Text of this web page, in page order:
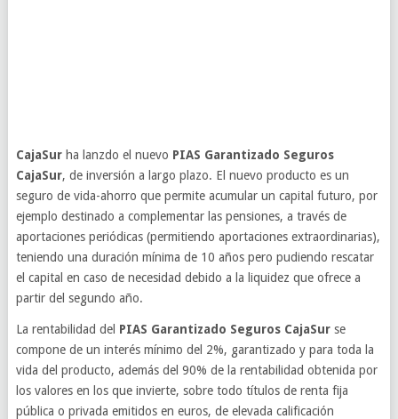
CajaSurha lanzdo el nuevo PIAS Garantizado Seguros
CajaSur, de inversión a largo plazo. El nuevo producto es un
seguro de vida-ahorro que permite acumular un capital futuro, por
ejemplo destinado a complementar las pensiones, a través de
aportaciones periódicas (permitiendo aportaciones extraordinarias),
teniendo una duración mínima de 10 años pero pudiendo rescatar
el capital en caso de necesidad debido a la liquidez que ofrece a
partir del segundo año.
La rentabilidad del PIAS Garantizado Seguros CajaSurse
compone de un interés mínimo del 2%, garantizado y para toda la
vida del producto, además del 90% de la rentabilidad obtenida por
los valores en los que invierte, sobre todo títulos de renta fija
pública o privada emitidos en euros, de elevada calificación